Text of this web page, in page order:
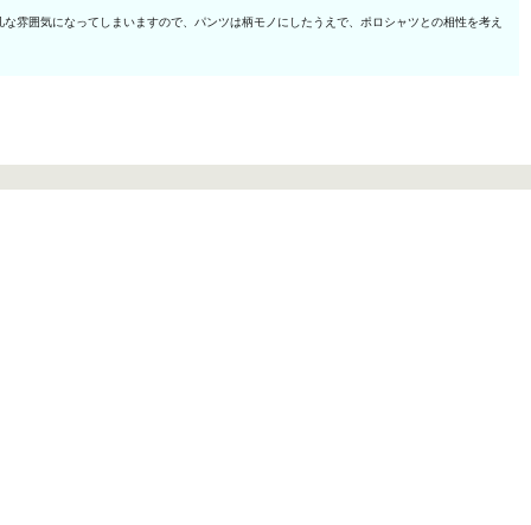
雰囲気になってしまいますので、パンツは柄モノにしたうえで、ポロシャツとの相性を考え